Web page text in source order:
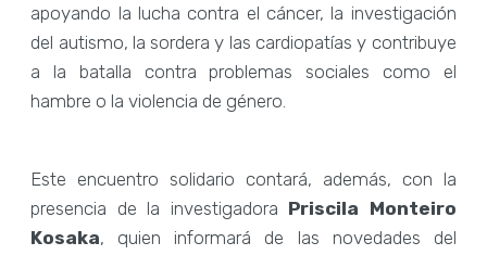
apoyando la lucha contra el cáncer, la investigación
del autismo, la sordera y las cardiopatías y contribuye
a la batalla contra problemas sociales como el
hambre o la violencia de género.
Este encuentro solidario contará, además, con la
presencia de la investigadora Priscila Monteiro
Kosaka, quien informará de las novedades del